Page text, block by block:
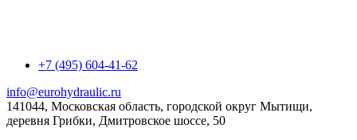
+7 (495) 604-41-62
info@eurohydraulic.ru
141044, Московская область, городской округ Мытищи,
деревня Грибки, Дмитровское шоссе, 50